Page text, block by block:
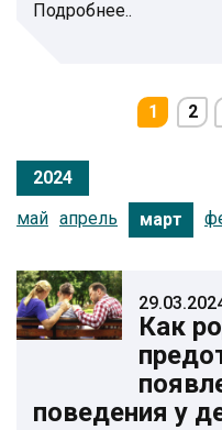
Подробнее..
1 2
2024
май апрель март
Как
поведения у